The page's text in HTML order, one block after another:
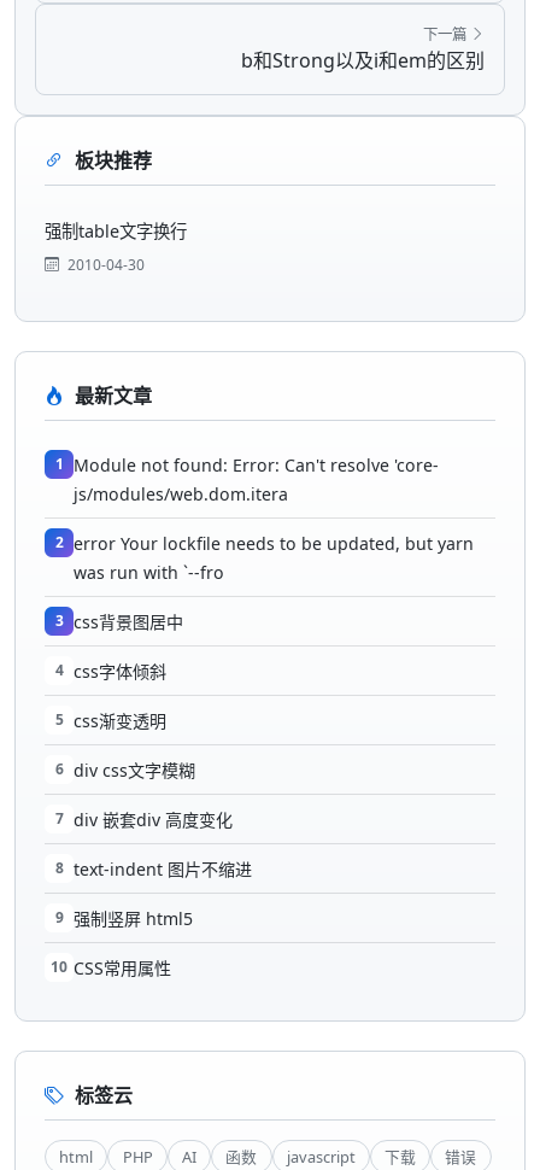
下一篇
b和Strong以及i和em的区别
板块推荐
强制table文字换行
2010-04-30
最新文章
1 Module not found: Error: Can't resolve 'core-
js/modules/web.dom.itera
2 error Your lockfile needs to be updated, but yarn
was run with `--fro
3 css背景图居中
4 css字体倾斜
5 css渐变透明
6 div css文字模糊
7 div 嵌套div 高度变化
8 text-indent 图片不缩进
9 强制竖屏 html5
10 CSS常用属性
标签云
html PHP AI 函数 javascript 下载 错误